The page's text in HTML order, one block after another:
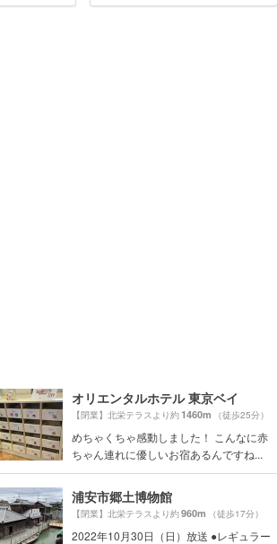
オリエンタルホテル 東京ベイ
【閉業】北栄テラスより約1460m （徒歩25分）
めちゃくちゃ感動しました！ こんなに赤
ちゃん連れに優しいお宿あるんですね...
浦安市郷土博物館
【閉業】北栄テラスより約960m （徒歩17分）
2022年10月30日（日）放送 ●レギュラー